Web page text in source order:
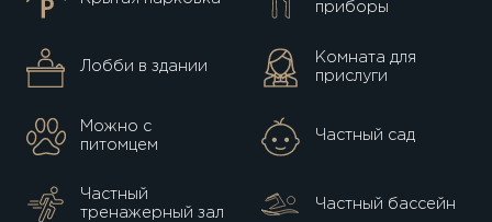
приборы
Лобби в здании
Комната для
прислуги
Можно с
питомцем
Частный сад
Частный
тренажерный зал
Частный бассейн